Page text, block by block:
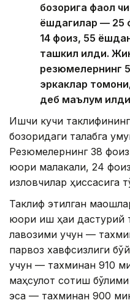
бозорига фаол
ёшдагилар — 25
14 фоиз, 55
ташкил қилди.
резюмелернинг
эркаклар
деб маълум
Ишчи кучи
бозоридаги талабга
Резюмелернинг 38
юқори малакали, 24
изловчилар ҳиссасига
Таклиф этилган
юқори иш ҳақи
лавозими учун —
парвоз хавфсизлиги
учун — тахминан 910
маҳсулот сотиш
эса — тахминан 900